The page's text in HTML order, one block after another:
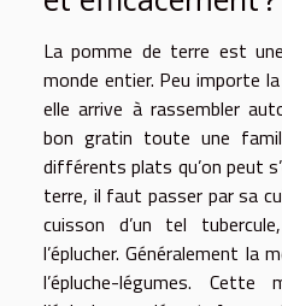
La pomme de terre est
monde entier. Peu importe
elle arrive à rassembler
bon gratin toute une
différents plats qu’on peut
terre, il faut passer par sa
cuisson d’un tel
l’éplucher. Généralement la
l’épluche-légumes.